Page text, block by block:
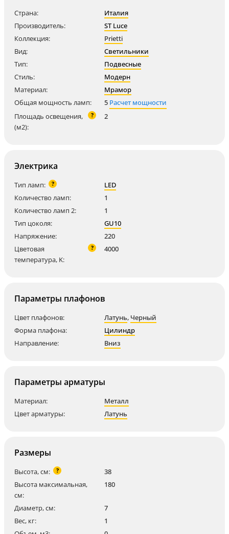
Страна:
Италия
Производитель:
ST Luce
Коллекция:
Prietti
Вид:
Светильники
Тип:
Подвесные
Стиль:
Модерн
Материал:
Мрамор
Общая мощность ламп:
5 Расчет мощности
Площадь освещения,
(м2):
? 2
Электрика
Тип ламп: ?
LED
Количество ламп:
1
Количество ламп 2:
1
Тип цоколя:
GU10
Напряжение:
220
Цветовая
температура, K:
? 4000
Параметры плафонов
Цвет плафонов: Латунь, Черный
Форма плафона:
Цилиндр
Направление:
Вниз
Параметры арматуры
Материал:
Металл
Цвет арматуры:
Латунь
Размеры
Высота, см: ?
38
Высота максимальная,
см:
180
Диаметр, см:
7
Вес, кг:
1